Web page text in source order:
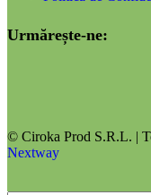
Urmărește-ne:
© Ciroka Prod S.R.L. |
Nextway